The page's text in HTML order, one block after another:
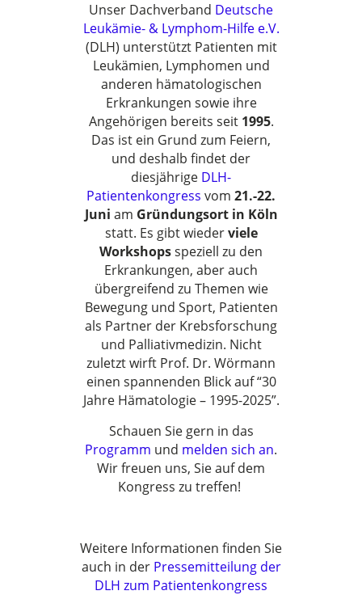
Unser Dachverband Deutsche
Leukämie- & Lymphom-Hilfe e.V.
(DLH) unterstützt Patienten mit
Leukämien, Lymphomen und
anderen hämatologischen
Erkrankungen sowie ihre
Angehörigen bereits seit 1995.
Das ist ein Grund zum Feiern,
und deshalb findet der
diesjährige DLH-
Patientenkongress vom 21.-22.
Juni am Gründungsort in Köln
statt. Es gibt wiederviele
Workshopsspeziell zu den
Erkrankungen, aber auch
übergreifend zu Themen wie
Bewegung und Sport, Patienten
als Partner der Krebsforschung
und Palliativmedizin. Nicht
zuletzt wirft Prof. Dr. Wörmann
einen spannenden Blick auf “30
Jahre Hämatologie – 1995-2025”.
Schauen Sie gern in das
Programm und melden sich an.
Wir freuen uns, Sie auf dem
Kongress zu treffen!
Weitere Informationen finden Sie
auch in der Pressemitteilung der
DLH zum Patientenkongress